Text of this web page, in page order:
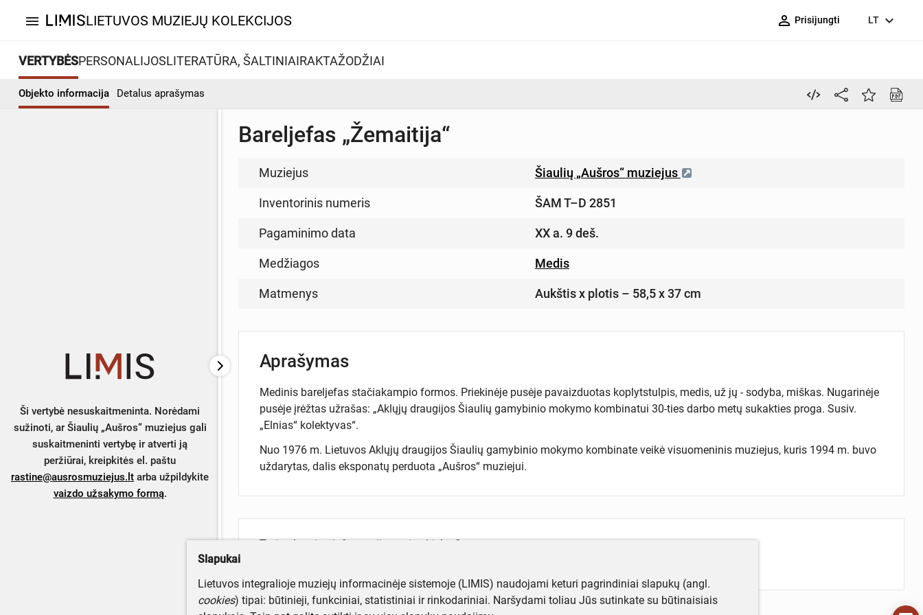
menu LIETUVOS MUZIEJŲ KOLEKCIJOS person_outline Prisijungti LT expand_more
VERTYBĖSPERSONALIJOSLITERATŪRA, ŠALTINIAIRAKTAŽODŽIAI
Objekto informacija Detalus aprašymas
Ši vertybė nesuskaitmeninta. Norėdami
sužinoti, ar Šiaulių „Aušros“ muziejus gali
suskaitmeninti vertybę ir atverti ją
peržiūrai, kreipkitės el. paštu
rastine@ausrosmuziejus.lt arba užpildykite
vaizdo užsakymo formą.
Bareljefas „Žemaitija“
Muziejus Šiaulių „Aušros“ muziejus
Inventorinis numeris ŠAM T–D 2851
Pagaminimo data XX a. 9 deš.
Medžiagos Medis
Matmenys Aukštis x plotis – 58,5 x 37 cm
Aprašymas
Medinis bareljefas stačiakampio formos. Priekinėje pusėje pavaizduotas koplytstulpis, medis, už jų - sodyba, miškas. Nugarinėje
pusėje įrėžtas užrašas: „Aklųjų draugijos Šiaulių gamybinio mokymo kombinatui 30-ties darbo metų sukakties proga. Susiv.
„Elnias“ kolektyvas“.
Nuo 1976 m. Lietuvos Aklųjų draugijos Šiaulių gamybinio mokymo kombinate veikė visuomeninis muziejus, kuris 1994 m. buvo
uždarytas, dalis eksponatų perduota „Aušros“ muziejui.
Turite daugiau informacijos apie objektą?
Slapukai
Lietuvos integralioje muziejų informacinėje sistemoje (LIMIS) naudojami keturi pagrindiniai slapukų (angl.
cookies) tipai: būtinieji, funkciniai, statistiniai ir rinkodariniai. Naršydami toliau Jūs sutinkate su būtinaisiais